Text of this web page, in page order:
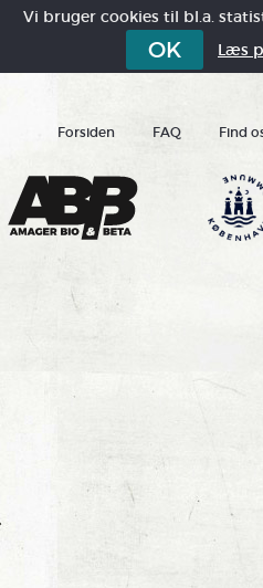
Vi bruger cookies til bl.a.
OK Læs
Forsiden FAQ Find